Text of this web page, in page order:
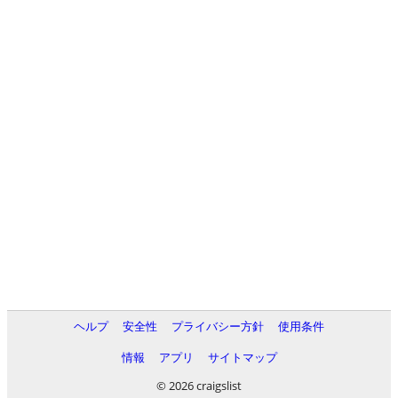
ヘルプ 安全性 プライバシー方針
使用条件
情報
アプリ
サイトマップ
© 2026 craigslist